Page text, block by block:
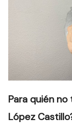
Para quién
López